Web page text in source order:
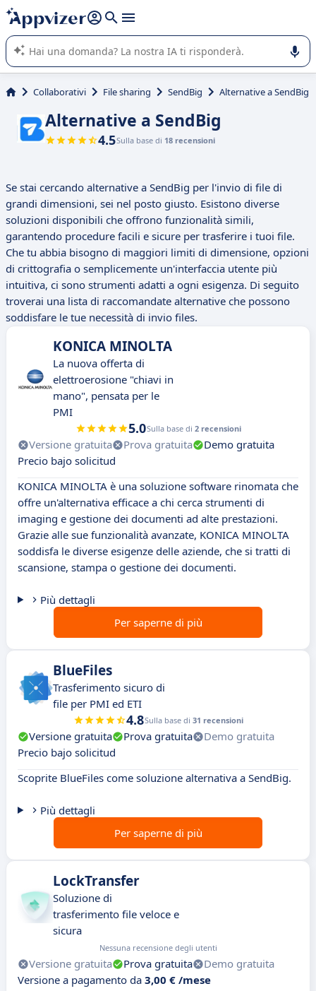
righe con
shift + enter
L'IA di Appvizer vi guida nell'utilizzo o nella scelta di un
software SaaS per la vostra azienda.
Collaborativi File sharing SendBig Alternative a SendBig
Alternative a SendBig
4.5Sulla base di 18 recensioni
Se stai cercando alternative a SendBig per l'invio di file di
grandi dimensioni, sei nel posto giusto. Esistono diverse
soluzioni disponibili che offrono funzionalità simili,
garantendo procedure facili e sicure per trasferire i tuoi file.
Che tu abbia bisogno di maggiori limiti di dimensione, opzioni
di crittografia o semplicemente un'interfaccia utente più
intuitiva, ci sono strumenti adatti a ogni esigenza. Di seguito
troverai una lista di raccomandate alternative che possono
soddisfare le tue necessità di invio files.
KONICA MINOLTA
La nuova offerta di
elettroerosione "chiavi in
mano", pensata per le
PMI
5.0Sulla base di 2 recensioni
Versione gratuita Prova gratuita
Demo gratuita
Precio bajo solicitud
KONICA MINOLTA è una soluzione software rinomata che
offre un'alternativa efficace a chi cerca strumenti di
imaging e gestione dei documenti ad alte prestazioni.
Grazie alle sue funzionalità avanzate, KONICA MINOLTA
soddisfa le diverse esigenze delle aziende, che si tratti di
scansione, stampa o gestione dei documenti.
Più dettagli
Per saperne di più
BlueFiles
Trasferimento sicuro di
file per PMI ed ETI
4.8Sulla base di 31 recensioni
Versione gratuita Prova gratuita
Demo gratuita
Precio bajo solicitud
Scoprite BlueFiles come soluzione alternativa a SendBig.
Più dettagli
Per saperne di più
LockTransfer
Soluzione di
trasferimento file veloce e
sicura
Nessuna recensione degli utenti
Versione gratuita Prova gratuita
Demo gratuita
Versione a pagamento da 3,00 € /mese